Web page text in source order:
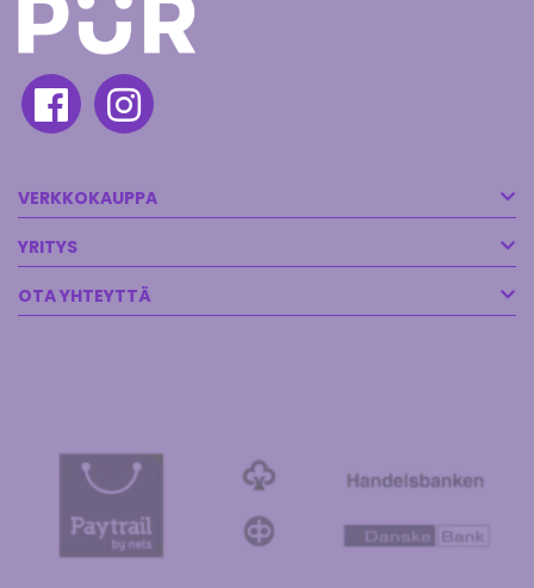
VERKKOKAUPPA
YRITYS
OTA YHTEYTTÄ